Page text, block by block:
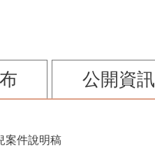
公開資訊
案件說明稿